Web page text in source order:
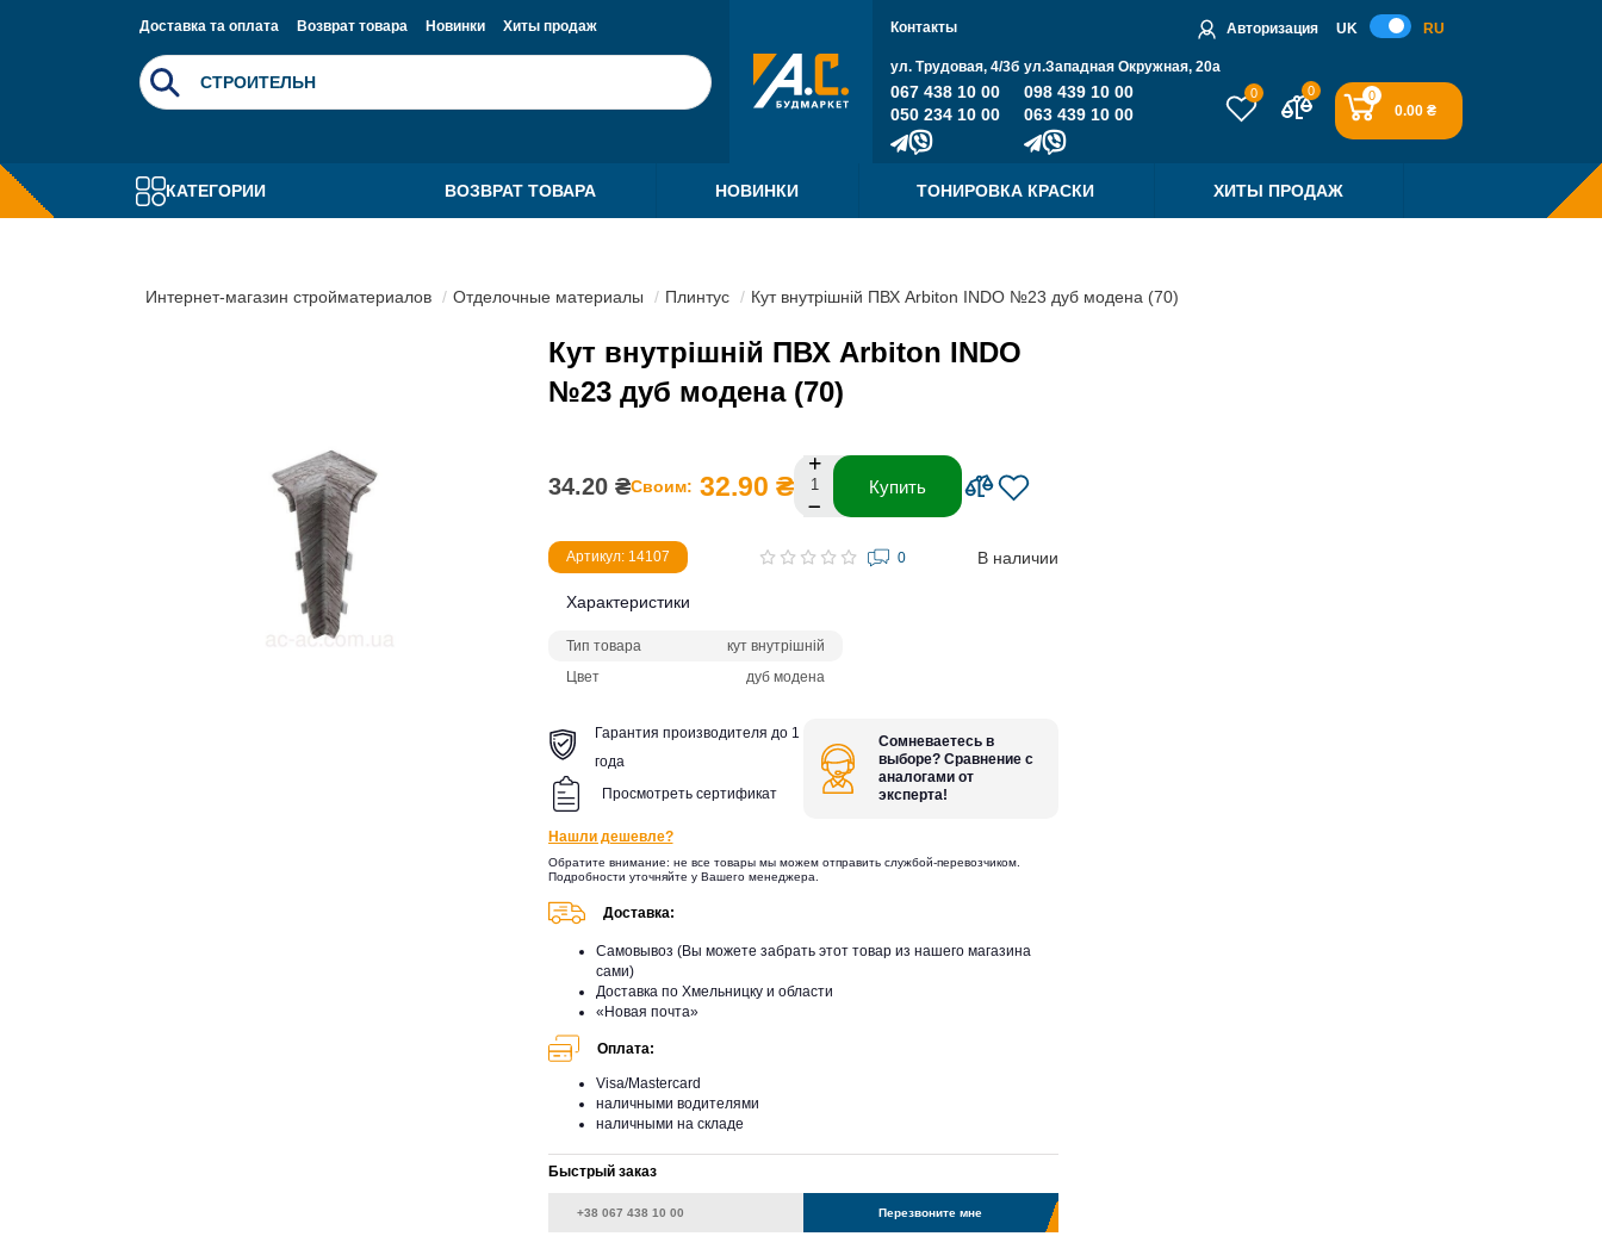
Доставка та оплата Возврат товара Новинки Хиты продаж Контакты Авторизация UK RU
ул. Трудовая, 4/3б
067 438 10 00
050 234 10 00
ул.Западная Окружная, 20a
098 439 10 00
063 439 10 00
0 0 0
0.00 ₴
КАТЕГОРИИ ВОЗВРАТ ТОВАРА НОВИНКИ ТОНИРОВКА КРАСКИ ХИТЫ ПРОДАЖ
Интернет-магазин стройматериалов Отделочные материалы Плинтус Кут внутрішній ПВХ Arbiton INDO №23 дуб модена (70)
Кут внутрішній ПВХ Arbiton INDO
№23 дуб модена (70)
34.20 ₴Своим: 32.90 ₴ Купить
Артикул: 14107 0 В наличии
Характеристики
Тип товара
кут внутрішній
Цвет
дуб модена
Гарантия производителя до 1
года
Просмотреть сертификат
Сомневаетесь в
выборе? Сравнение с
аналогами от
эксперта!
Нашли дешевле?
Обратите внимание: не все товары мы можем отправить службой-перевозчиком.
Подробности уточняйте у Вашего менеджера.
Доставка:
Самовывоз (Вы можете забрать этот товар из нашего магазина
сами)
Доставка по Хмельницку и области
«Новая почта»
Оплата:
Visa/Mastercard
наличными водителями
наличными на складе
Быстрый заказ
Перезвоните мне